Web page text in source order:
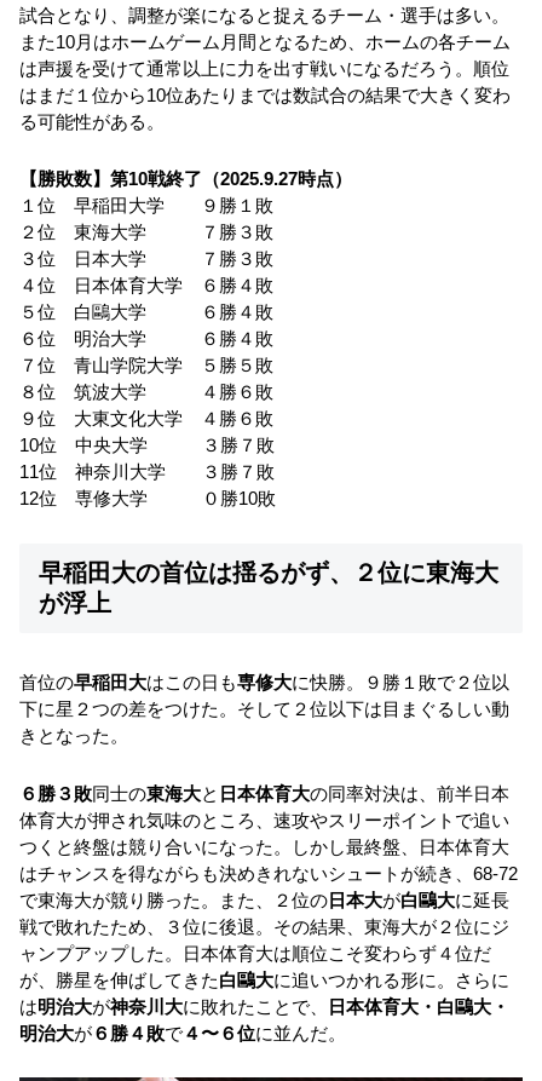
試合となり、調整が楽になると捉えるチーム・選手は多い。
また10月はホームゲーム月間となるため、ホームの各チーム
は声援を受けて通常以上に力を出す戦いになるだろう。順位
はまだ１位から10位あたりまでは数試合の結果で大きく変わ
る可能性がある。
【勝敗数】第10戦終了（2025.9.27時点）
１位 早稲田大学 ９勝１敗
２位 東海大学 ７勝３敗
３位 日本大学 ７勝３敗
４位 日本体育大学 ６勝４敗
５位 白鷗大学 ６勝４敗
６位 明治大学 ６勝４敗
７位 青山学院大学 ５勝５敗
８位 筑波大学 ４勝６敗
９位 大東文化大学 ４勝６敗
10位 中央大学 ３勝７敗
11位 神奈川大学 ３勝７敗
12位 専修大学 ０勝10敗
早稲田大の首位は揺るがず、２位に東海大
が浮上
首位の早稲田大はこの日も専修大に快勝。９勝１敗で２位以
下に星２つの差をつけた。そして２位以下は目まぐるしい動
きとなった。
６勝３敗同士の東海大と 日本体育大の同率対決は、前半日本
体育大が押され気味のところ、速攻やスリーポイントで追い
つくと終盤は競り合いになった。しかし最終盤、日本体育大
はチャンスを得ながらも決めきれないシュートが続き、68-72
で東海大が競り勝った。また、２位の 日本大が白鷗大に延長
戦で敗れたため、３位に後退。その結果、東海大が２位にジ
ャンプアップした。日本体育大は順位こそ変わらず４位だ
が、勝星を伸ばしてきた白鷗大に追いつかれる形に。さらに
は明治大が神奈川大に敗れたことで、
日本体育大・白鷗大・
明治大が６勝４敗で４〜６位に並んだ。